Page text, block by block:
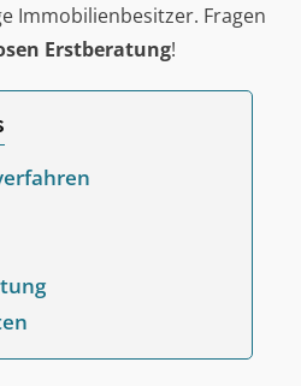
Immobilienbesitzer. Fragen
Erstberatung!